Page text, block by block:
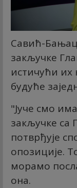
Савић-
закључке
истичући их
будуће
"Јуче смо
закључке са
потврђује
опозиције.
морамо
она.